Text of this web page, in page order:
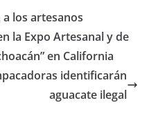
los artesanos
la Expo Artesanal y de
en California
identificarán
aguacate ilegal